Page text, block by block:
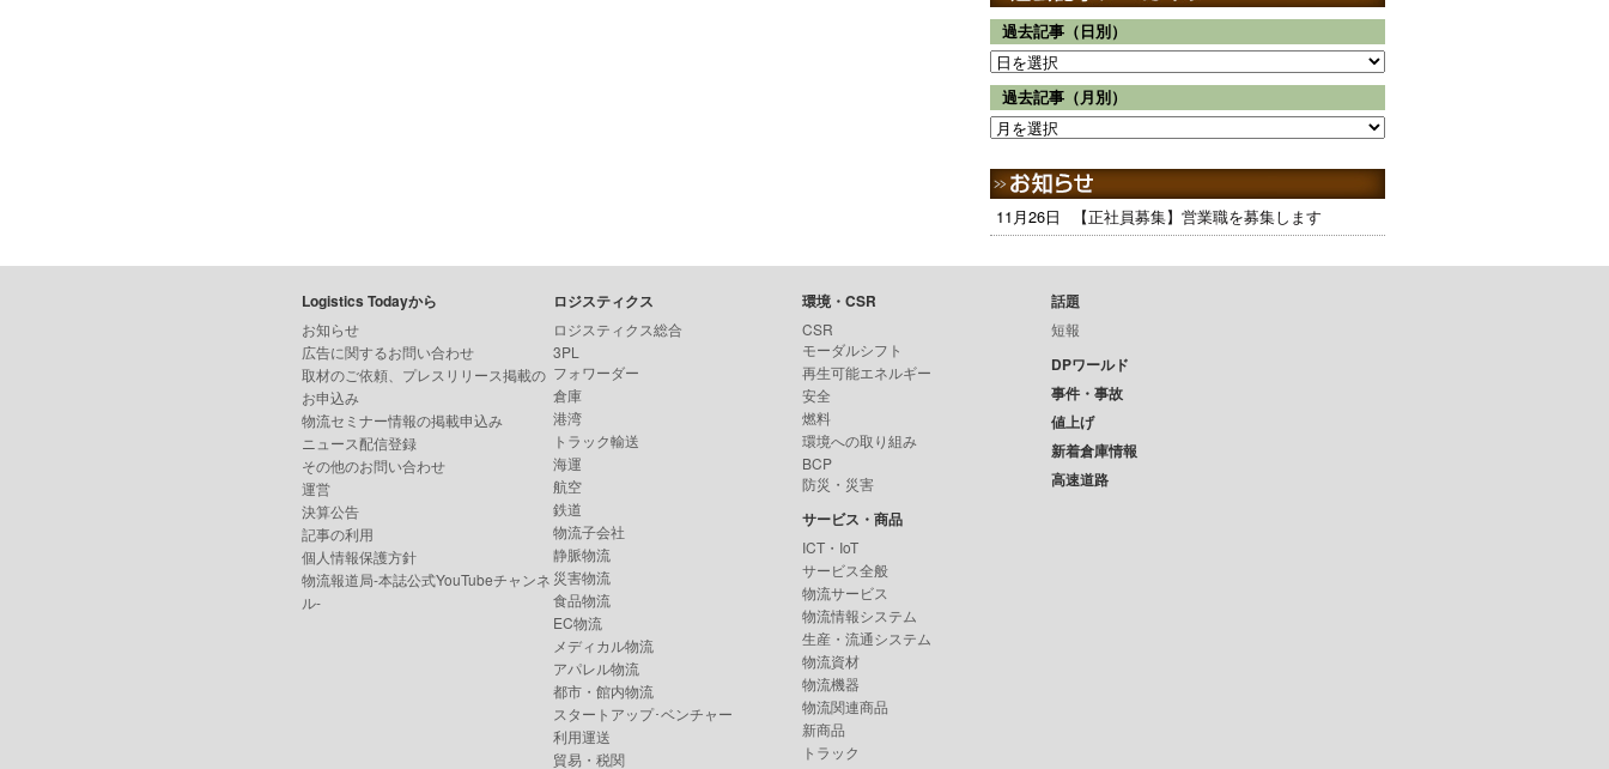
過去記事（日別）
過去記事（月別）
11月26日 【正社員募集】営業職を募集します
Logistics Todayから
お知らせ
広告に関するお問い合わせ
取材のご依頼、プレスリリース掲載の
お申込み
物流セミナー情報の掲載申込み
ニュース配信登録
その他のお問い合わせ
運営
決算公告
記事の利用
個人情報保護方針
物流報道局-本誌公式YouTubeチャンネ
ル-
ロジスティクス
ロジスティクス総合
3PL
フォワーダー
倉庫
港湾
トラック輸送
海運
航空
鉄道
物流子会社
静脈物流
災害物流
食品物流
EC物流
メディカル物流
アパレル物流
都市・館内物流
スタートアップ･ベンチャー
利用運送
貿易・税関
環境・CSR
CSR
モーダルシフト
再生可能エネルギー
安全
燃料
環境への取り組み
BCP
防災・災害
サービス・商品
ICT・IoT
サービス全般
物流サービス
物流情報システム
生産・流通システム
物流資材
物流機器
物流関連商品
新商品
トラック
話題
短報
DPワールド
事件・事故
値上げ
新着倉庫情報
高速道路